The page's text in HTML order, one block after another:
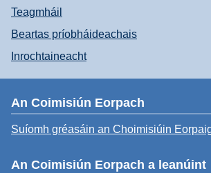
Teagmháil
Beartas príobháideachais
Inrochtaineacht
An Coimisiún Eorpach
Suíomh gréasáin an Choimisiúin
An Coimisiún Eorpach a leanúint